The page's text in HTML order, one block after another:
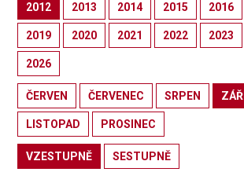
2012 2013 2014 2015 2016
2019 2020 2021 2022 2023
2026
ČERVEN ČERVENEC SRPEN ZÁŘÍ
LISTOPAD PROSINEC
VZESTUPNĚ SESTUPNĚ